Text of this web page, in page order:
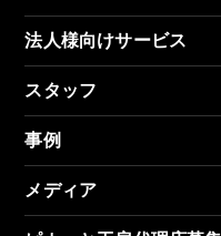
法人様向けサービス
スタッフ
事例
メディア